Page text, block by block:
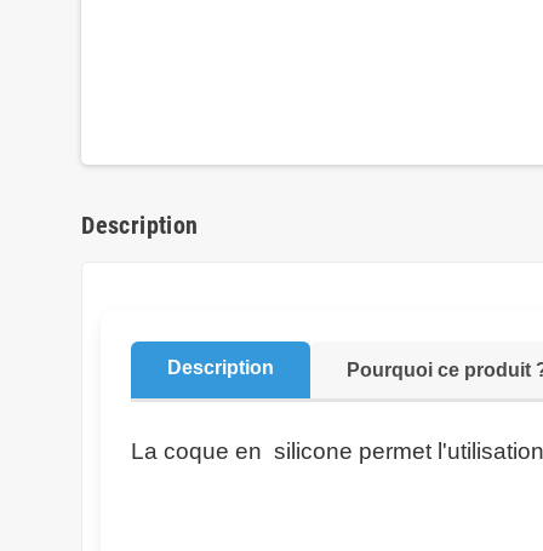
Description
Description Pourquoi ce produit
La coque en silicone permet